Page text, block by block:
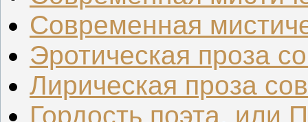
Современная
Эротическая проза
Лирическая проза
Гордость поэта, или